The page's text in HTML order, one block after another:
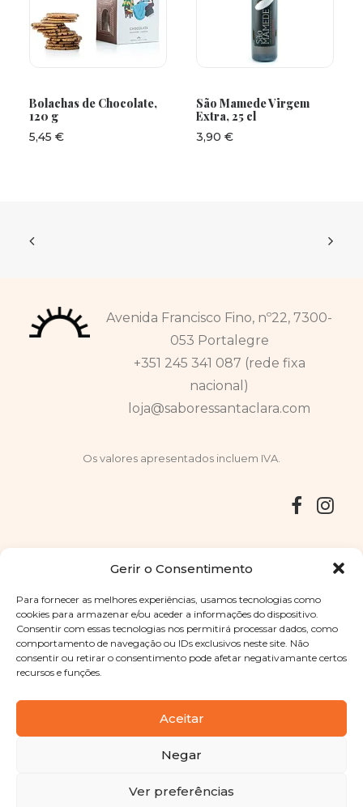
Gerir o Consentimento
Para fornecer as melhores experiências, usamos tecnologias como
cookies para armazenar e/ou aceder a informações do dispositivo.
Consentir com essas tecnologias nos permitirá processar dados, como
comportamento de navegação ou IDs exclusivos neste site. Não
consentir ou retirar o consentimento pode afetar negativamante certos
recursos e funções.
Aceitar
Negar
Ver preferências
Bolachas de Chocolate,
120 g
5,45 €
São Mamede Virgem
Extra, 25 cl
3,90 €
Avenida Francisco Fino, nº22, 7300-
053 Portalegre
+351 245 341 087 (rede fixa
nacional)
loja@saboressantaclara.com
Os valores apresentados incluem IVA.
Copyright © 2025 Sabores Santa Clara
. Todos os direitos
reservadosPolítica de Privacidade |Termos e condições
Designed byShift Your Branding Agency